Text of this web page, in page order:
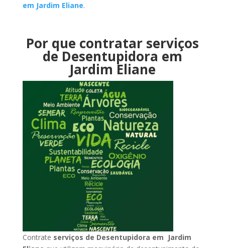
em Jardim Eliane.
Por que contratar serviços
de Desentupidora em
Jardim Eliane
Contrate serviços de Desentupidora em Jardim